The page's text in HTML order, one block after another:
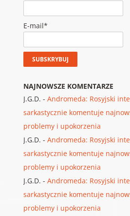
E-mail*
NAJNOWSZE KOMENTARZE
J.G.D. - Andromeda: Rosyjski
sarkastycznie komentuje
problemy i upokorzenia
J.G.D. - Andromeda: Rosyjski
sarkastycznie komentuje
problemy i upokorzenia
J.G.D. - Andromeda: Rosyjski
sarkastycznie komentuje
problemy i upokorzenia